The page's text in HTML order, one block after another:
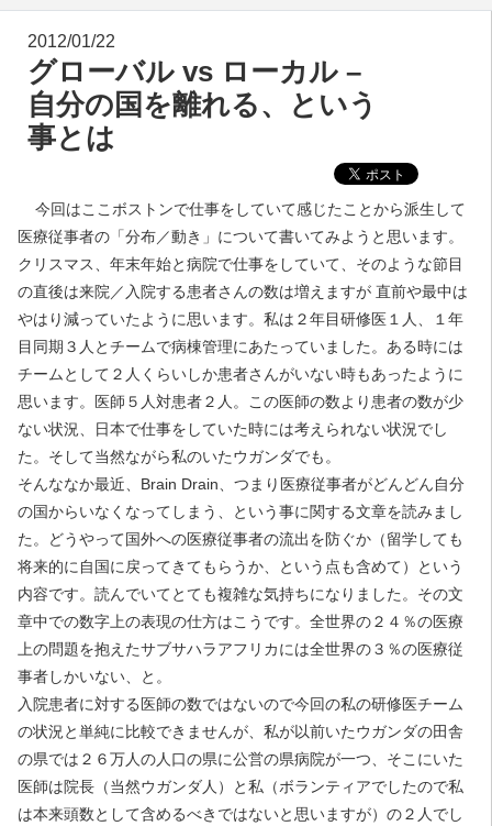
2012/01/22
グローバル vs ローカル –
自分の国を離れる、という
事とは
今回はここボストンで仕事をしていて感じたことから派生して
医療従事者の「分布／動き」について書いてみようと思います。
クリスマス、年末年始と病院で仕事をしていて、そのような節目
の直後は来院／入院する患者さんの数は増えますが 直前や最中は
やはり減っていたように思います。私は２年目研修医１人、１年
目同期３人とチームで病棟管理にあたっていました。ある時には
チームとして２人くらいしか患者さんがいない時もあったように
思います。医師５人対患者２人。この医師の数より患者の数が少
ない状況、日本で仕事をしていた時には考えられない状況でし
た。そして当然ながら私のいたウガンダでも。
そんななか最近、Brain Drain、つまり医療従事者がどんどん自分
の国からいなくなってしまう、という事に関する文章を読みまし
た。どうやって国外への医療従事者の流出を防ぐか（留学しても
将来的に自国に戻ってきてもらうか、という点も含めて）という
内容です。読んでいてとても複雑な気持ちになりました。その文
章中での数字上の表現の仕方はこうです。全世界の２４％の医療
上の問題を抱えたサブサハラアフリカには全世界の３％の医療従
事者しかいない、と。
入院患者に対する医師の数ではないので今回の私の研修医チーム
の状況と単純に比較できませんが、私が以前いたウガンダの田舎
の県では２６万人の人口の県に公営の県病院が一つ、そこにいた
医師は院長（当然ウガンダ人）と私（ボランティアでしたので私
は本来頭数として含めるべきではないと思いますが）の２人でし